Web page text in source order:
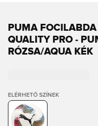
PUMA
QUALITY PRO -
RÓZSA/AQUA KÉK
ELÉRHETŐ SZÍNEK